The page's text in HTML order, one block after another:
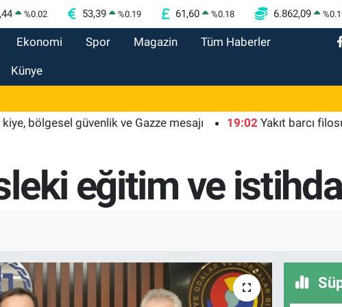
%0.02 53,39 %0.19 61,60 %0.18 6.862,09 %
Ekonomi Spor Magazin Tüm Haberler
Künye
güvenlik ve Gazze mesajı 19:02 Yakıt barcı filosuna iki
eğitim ve